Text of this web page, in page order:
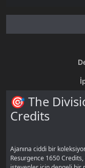
🎯 The
Credits
Ajanına ciddi bir
Resurgence 1650